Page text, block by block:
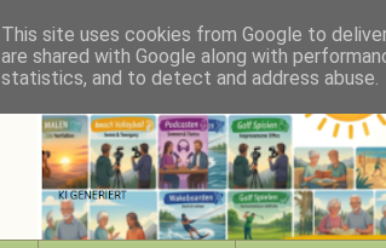
This site uses cookies from Google to
are shared with Google along with
statistics, and to detect and address abuse.